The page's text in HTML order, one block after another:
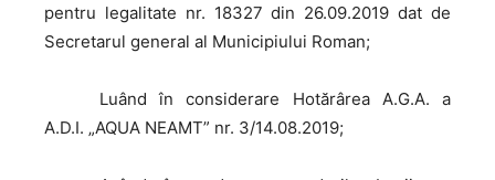
pentru legalitate nr. 18327 din 26.09.2019 dat de
Secretarul general al Municipiului Roman;
Luând în considerare Hotărârea A.G.A. a
A.D.I. „AQUA NEAMT” nr. 3/14.08.2019;